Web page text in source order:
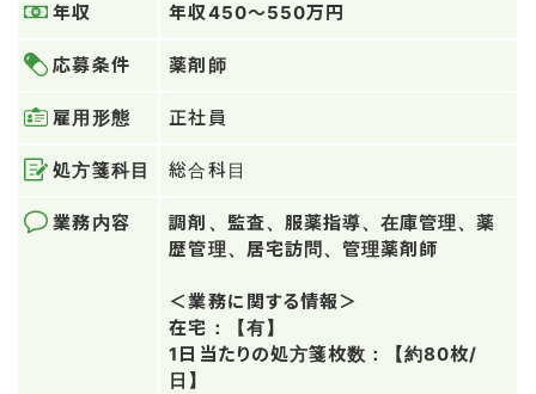
年収 年収450～550万円
応募条件 薬剤師
雇用形態 正社員
処方箋科目 総合科目
業務内容
調剤、監査、服薬指導、在庫管理、薬
歴管理、居宅訪問、管理薬剤師
＜業務に関する情報＞
在宅：【有】
1日当たりの処方箋枚数：【約80枚/
日】